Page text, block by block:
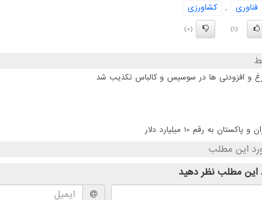
فناوری ,
كشاورزی
(1)
(0)
و افزودنی ها در سوسیس و کالباس تکذیب شد
به رقم 10 میلیارد دلار
این مطلب
این مطلب نظر دهید